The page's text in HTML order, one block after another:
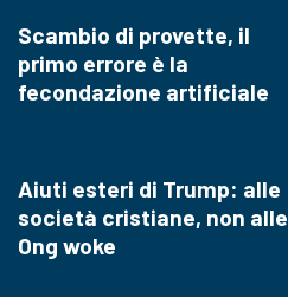
Scambio di provette, il
primo errore è la
fecondazione artificiale
Aiuti esteri di Trump: alle
società cristiane, non alle
Ong woke